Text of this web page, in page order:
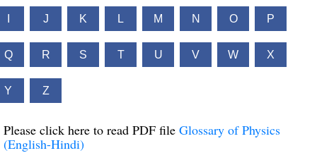
J K L M N O P
Q R S T U V W X
Y Z
Please click here to read PDF file Glossary of Physics
(English-Hindi)